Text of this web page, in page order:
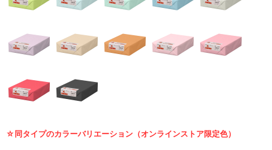
☆同タイプのカラーバリエーション（オンラインストア限定色）